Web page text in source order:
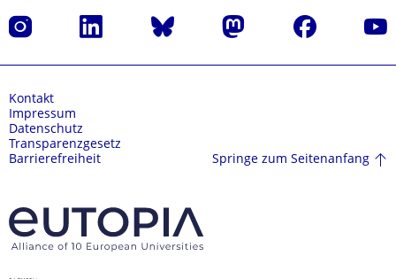
Instagram LinkedIn Bluesky Mastodon Facebook
Kontakt
Impressum
Datenschutz
Transparenzgesetz
Barrierefreiheit
Springe zum Seitenanfang